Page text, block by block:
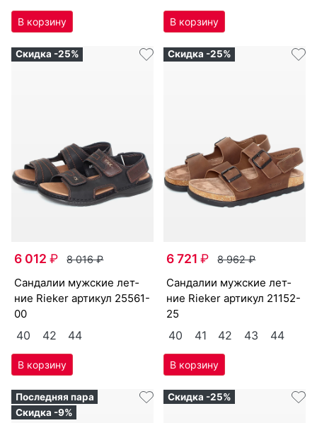
Скидка -25%
6 012₽ 8 016₽
сан­да­лии мужс­кие лет­
ние Ri­eker артикул 25561-
00
40 42 44
Скидка -25%
6 721₽ 8 962₽
сан­да­лии мужс­кие лет­
ние Ri­eker артикул 21152-
25
40 41 42 43 44
Последняя пара
Скидка -9%
Скидка -25%